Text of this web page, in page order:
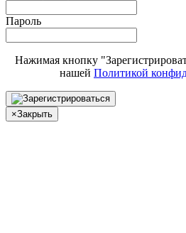
Пароль
Нажимая кнопку
нашей Политикой
×Закрыть